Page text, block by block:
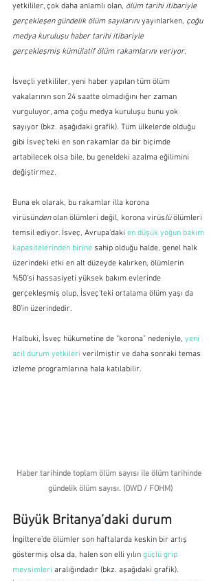
yetkililer, çok daha anlamlı olan, ölüm tarihi itibariyle
gerçekleşen gündelik ölüm sayılarını yayınlarken, çoğu
medya kuruluşu haber tarihi itibariyle
gerçekleşmiş kümülatif ölüm rakamlarını veriyor.
İsveçli yetkililer, yeni haber yapılan tüm ölüm
vakalarının son 24 saatte olmadığını her zaman
vurguluyor, ama çoğu medya kuruluşu bunu yok
sayıyor (bkz. aşağıdaki grafik). Tüm ülkelerde olduğu
gibi İsveç’teki en son rakamlar da bir biçimde
artabilecek olsa bile, bu geneldeki azalma eğilimini
değiştirmez.
Buna ek olarak, bu rakamlar illa korona
virüsünden olan ölümleri değil, korona virüslü ölümleri
temsil ediyor. İsveç, Avrupa’daki en düşük yoğun bakım
kapasitelerinden birine sahip olduğu halde, genel halk
üzerindeki etki en alt düzeyde kalırken, ölümlerin
%50’si hassasiyeti yüksek bakım evlerinde
gerçekleşmiş olup, İsveç’teki ortalama ölüm yaşı da
80’in üzerindedir.
Halbuki, İsveç hükumetine de “korona” nedeniyle, yeni
acil durum yetkileri verilmiştir ve daha sonraki temas
izleme programlarına hala katılabilir.
Haber tarihinde toplam ölüm sayısı ile ölüm tarihinde
gündelik ölüm sayısı. (OWD / FOHM)
Büyük Britanya’daki durum
İngiltere’de ölümler son haftalarda keskin bir artış
göstermiş olsa da, halen son elli yılın güçlü grip
mevsimleri aralığındadır (bkz. aşağıdaki grafik).